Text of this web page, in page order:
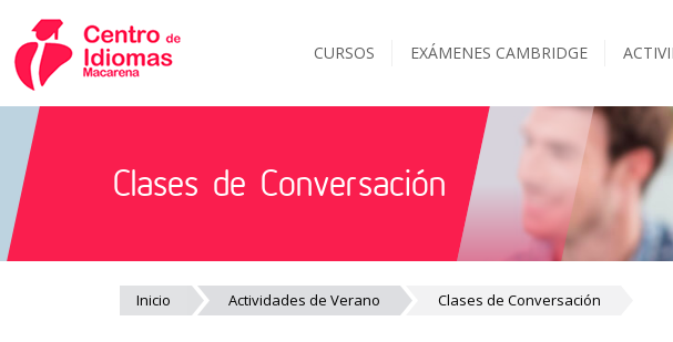
CURSOS EXÁMENES CAMBRIDGE
Clases de Conversación
Inicio Actividades de Verano Clases de Conversación